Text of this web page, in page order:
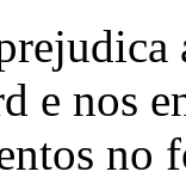
e nos
no